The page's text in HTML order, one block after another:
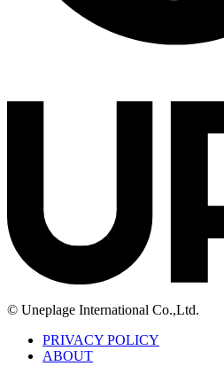
© Uneplage International Co.,Ltd.
PRIVACY POLICY
ABOUT